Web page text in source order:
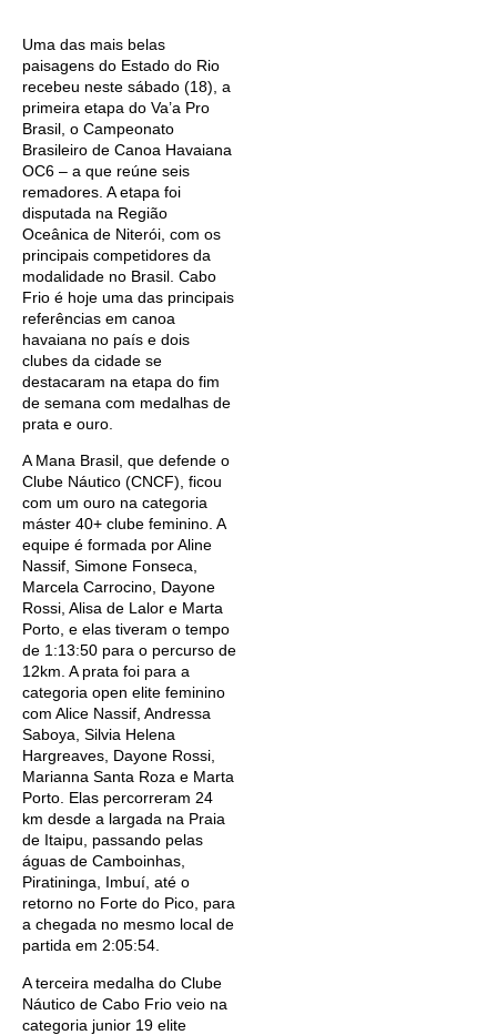
Uma das mais belas
paisagens do Estado do Rio
recebeu neste sábado (18), a
primeira etapa do Va’a Pro
Brasil, o Campeonato
Brasileiro de Canoa Havaiana
OC6 – a que reúne seis
remadores. A etapa foi
disputada na Região
Oceânica de Niterói, com os
principais competidores da
modalidade no Brasil. Cabo
Frio é hoje uma das principais
referências em canoa
havaiana no país e dois
clubes da cidade se
destacaram na etapa do fim
de semana com medalhas de
prata e ouro.
A Mana Brasil, que defende o
Clube Náutico (CNCF), ficou
com um ouro na categoria
máster 40+ clube feminino. A
equipe é formada por Aline
Nassif, Simone Fonseca,
Marcela Carrocino, Dayone
Rossi, Alisa de Lalor e Marta
Porto, e elas tiveram o tempo
de 1:13:50 para o percurso de
12km. A prata foi para a
categoria open elite feminino
com Alice Nassif, Andressa
Saboya, Silvia Helena
Hargreaves, Dayone Rossi,
Marianna Santa Roza e Marta
Porto. Elas percorreram 24
km desde a largada na Praia
de Itaipu, passando pelas
águas de Camboinhas,
Piratininga, Imbuí, até o
retorno no Forte do Pico, para
a chegada no mesmo local de
partida em 2:05:54.
A terceira medalha do Clube
Náutico de Cabo Frio veio na
categoria junior 19 elite